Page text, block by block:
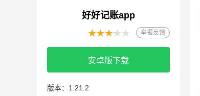
好好记账app
举报反馈
安卓版下载
版本：1.21.2